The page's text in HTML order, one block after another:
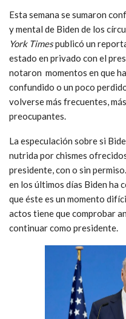
Esta semana se sumaron
y mental de Biden de los
York Timespublicó un
estado en privado con el
notaron momentos en que
confundido o un poco
volverse más frecuentes,
preocupantes.
La especulación sobre si
nutrida por chismes
presidente, con o sin
en los últimos días Biden ha
que éste es un momento
actos tiene que comprobar
continuar como presidente.